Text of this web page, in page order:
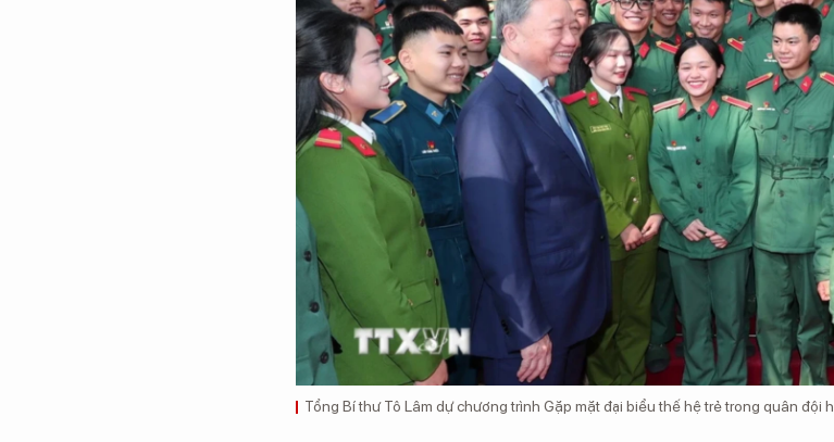
Tổng Bí thư Tô Lâm dự chương trình Gặp mặt đại biểu thế hệ trẻ trong quân đội